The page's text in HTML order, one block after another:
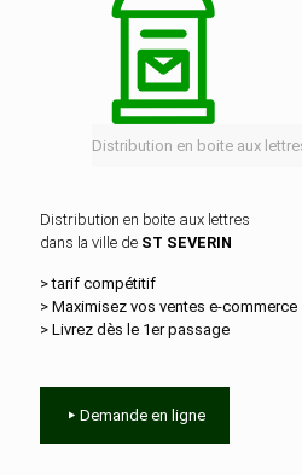
Distribution en boite aux
Distribution en boite aux lettres
dans la ville de ST SEVERIN
> tarif compétitif
> Maximisez vos ventes e‑commerce
> Livrez dès le 1er passage
Demande en ligne